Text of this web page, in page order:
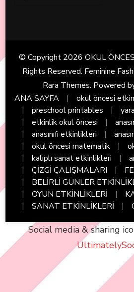
© Copyright 2026 OKUL
Rights Reserved. Feminine
Rara Themes. Powered
ANA SAYFA
okul öncesi
preschool printables
etkinlik okul öncesi
anasınıfı etkinlikleri
okul öncesi matematik
kalıplı sanat etkinlikleri
ÇİZGİ ÇALIŞMALARI
BELİRLİ GÜNLER
OYUN ETKİNLİKLERİ
SANAT ETKİNLİKLERİ
Social media & sharing